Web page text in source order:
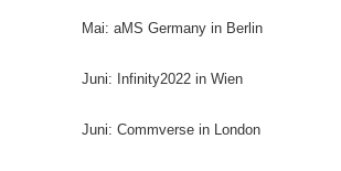
Mai: aMS Germany in Berlin
Juni: Infinity2022 in Wien
Juni: Commverse in London